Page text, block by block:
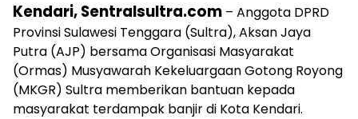
Kendari, Sentralsultra.com – Anggota DPRD
Provinsi Sulawesi Tenggara (Sultra), Aksan Jaya
Putra (AJP) bersama Organisasi Masyarakat
(Ormas) Musyawarah Kekeluargaan Gotong Royong
(MKGR) Sultra memberikan bantuan kepada
masyarakat terdampak banjir di Kota Kendari.